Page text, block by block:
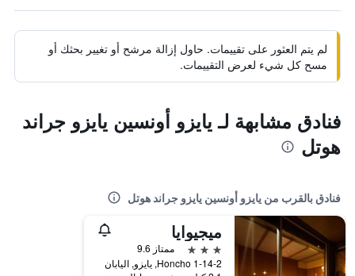
لم يتم العثور على تقييمات. حاول إزالة مرشح أو تغيير بحثك أو
مسح كل شيء لعرض التقييمات.
فنادق مشابهة لـ يايزو أونسين يايزو جراند
هوتل
فنادق بالقرب من يايزو أونسين يايزو جراند هوتل
ميجيوايا
3 نجوم
ممتاز 9.6
1-14-2 Honcho, يايزو, اليابان